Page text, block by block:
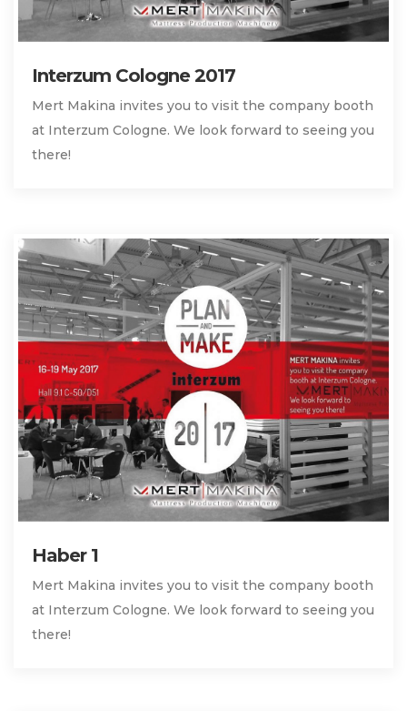
Interzum Cologne 2017
Mert Makina invites you to visit the company booth
at Interzum Cologne. We look forward to seeing you
there!
Haber 1
Mert Makina invites you to visit the company booth
at Interzum Cologne. We look forward to seeing you
there!